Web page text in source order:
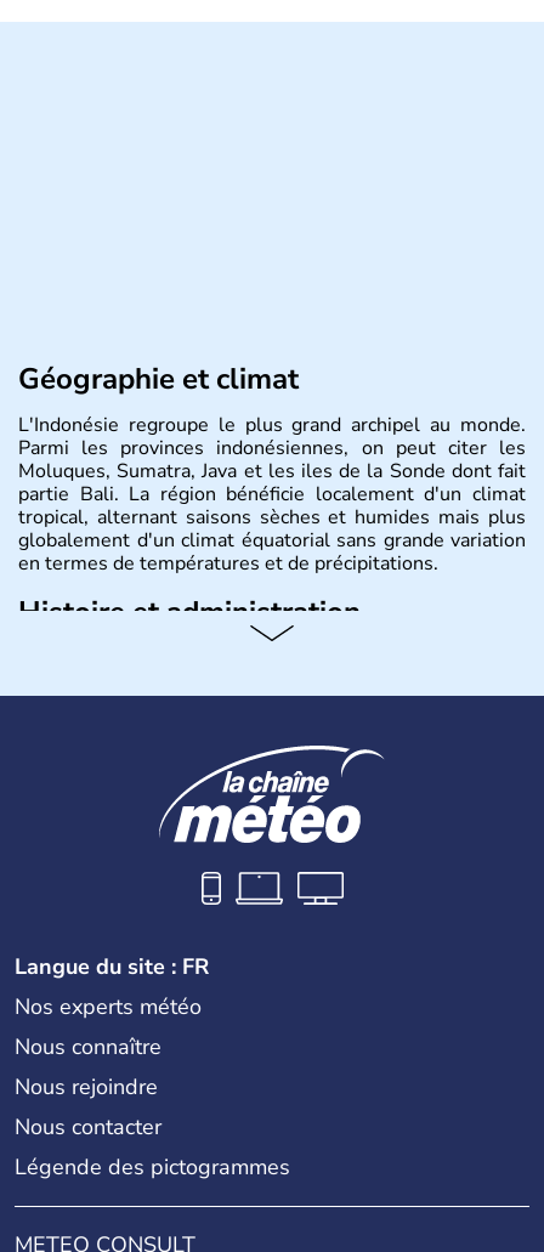
Géographie et climat
L'Indonésie regroupe le plus grand archipel au monde.
Parmi les provinces indonésiennes, on peut citer les
Moluques, Sumatra, Java et les iles de la Sonde dont fait
partie Bali. La région bénéficie localement d'un climat
tropical, alternant saisons sèches et humides mais plus
globalement d'un climat équatorial sans grande variation
en termes de températures et de précipitations.
Histoire et administration
6000 sont habitées. C'est en 1945 que son
200 millions d'habitants, élevés dans le respect des
cultures et le culte du corps, notamment au travers des
célèbres danses indonésiennes.
Langue du site : FR
Nos experts météo
Nous connaître
Nous rejoindre
Nous contacter
Légende des pictogrammes
METEO CONSULT